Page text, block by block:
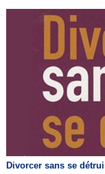
Divorcer sans se